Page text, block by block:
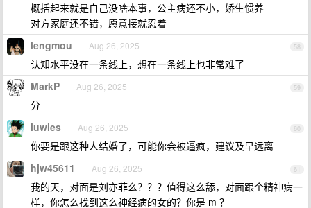
概括起来就是自己没啥本事，公主病还不小，娇生惯养
对方家庭还不错，愿意接就忍着
58
lengmou Aug 26, 2025
认知水平没在一条线上，想在一条线上也非常难了
59
MarkP Aug 26, 2025
分
60
luwies Aug 26, 2025
你要是跟这种人结婚了，可能你会被逼疯，建议及早远离
61
hjw45611 Aug 26, 2025
我的天，对面是刘亦菲么？？？值得这么舔，对面跟个精神病一
样，你怎么找到这么神经病的女的？你是 m ？